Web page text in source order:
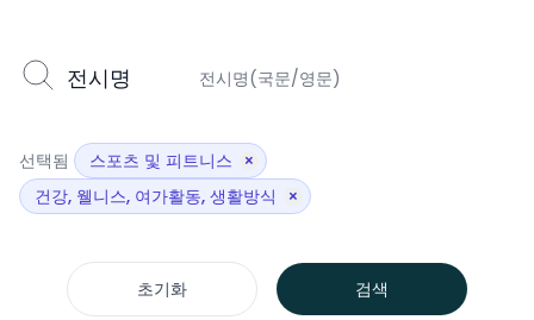
전시명
선택됨 스포츠 및 피트니스 ×
건강, 웰니스, 여가활동, 생활방식
×
초기화 검색